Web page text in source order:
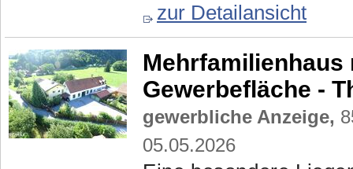
zur Detailansicht
Gewerbefläche -
gewerbliche Anzeige,
05.05.2026